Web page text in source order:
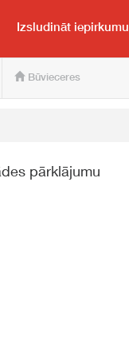
un pārdevējam
Izsludināt iepirkumu
Būvieceres
pārklājumu